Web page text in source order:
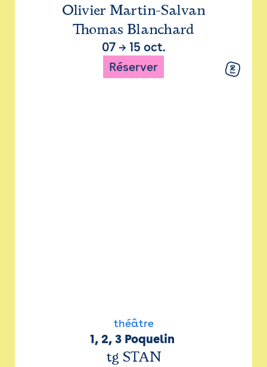
Olivier Martin-Salvan
Thomas Blanchard
07→ 15 oct.
Réserver
théâtre
1, 2, 3 Poquelin
tg STAN